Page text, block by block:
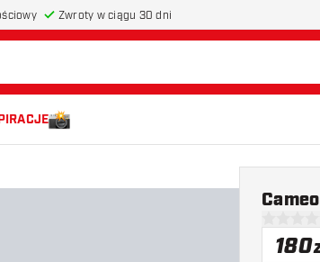
Zwroty w ciągu 30 dni
0
180